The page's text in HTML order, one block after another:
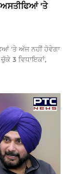
ਅਸਤੀਫਿਆਂ 'ਤੇ
'ਤੇ ਅੱਜ ਨਹੀਂ ਹੋਵੇਗਾ
3 ਵਿਧਾਇਕਾਂ,